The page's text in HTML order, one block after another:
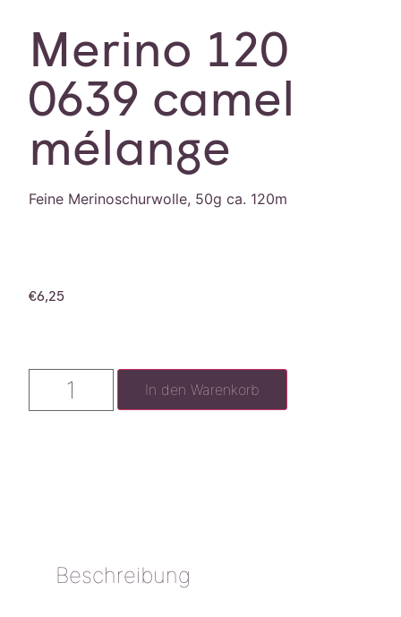
Merino 120
0639 camel
mélange
Feine Merinoschurwolle, 50g ca. 120m
€6,25
In den Warenkorb
Beschreibung